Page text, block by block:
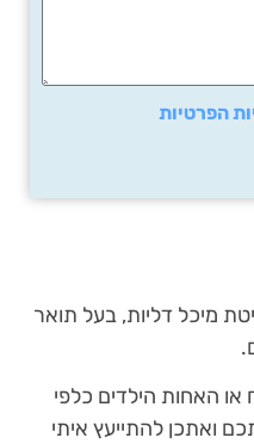
הפרטיות
מיכל דליות, בעל תואר
האחות הילדים כלפי
ואתכן להתייעץ איתי